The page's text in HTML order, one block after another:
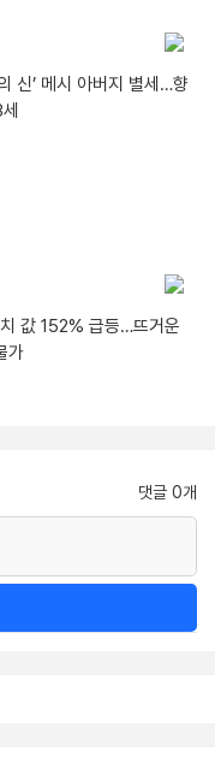
신’ 메시 아버지 별세…향
치 값 152% 급등…뜨거운
가
댓글 0개